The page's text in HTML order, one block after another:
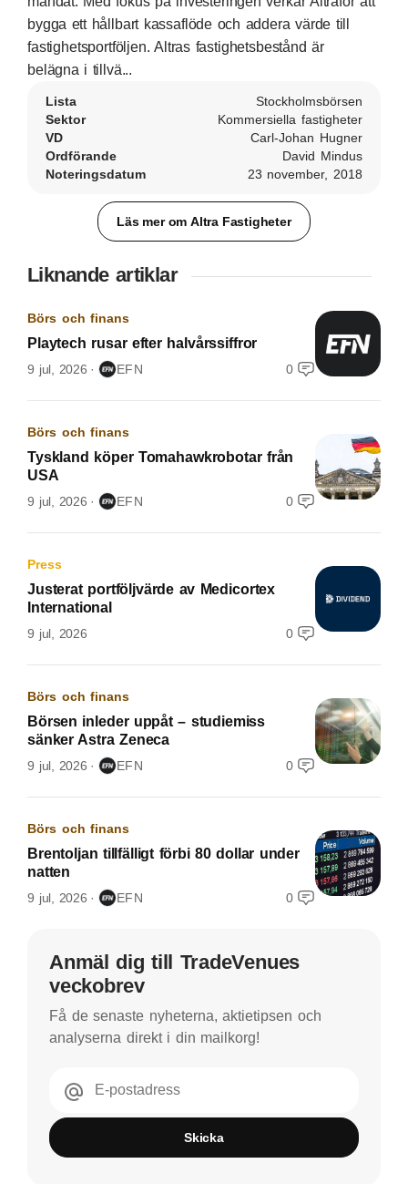
bygga ett hållbart kassaflöde och addera värde till
fastighetsportföljen. Altras fastighetsbestånd är
belägna i tillvä...
Lista
Stockholmsbörsen
Sektor
Kommersiella fastigheter
VD
Carl-Johan Hugner
Ordförande
David Mindus
Noteringsdatum
23 november, 2018
Läs mer om Altra Fastigheter
Liknande artiklar
Börs och finans
Playtech rusar efter halvårssiffror
9 jul, 2026 EFN 0
Börs och finans
Tyskland köper Tomahawkrobotar från
USA
9 jul, 2026 EFN 0
Press
Justerat portföljvärde av Medicortex
International
9 jul, 2026 0
Börs och finans
Börsen inleder uppåt – studiemiss
sänker Astra Zeneca
9 jul, 2026 EFN 0
Börs och finans
Brentoljan tillfälligt förbi 80 dollar under
natten
9 jul, 2026 EFN 0
Anmäl dig till TradeVenues
veckobrev
Få de senaste nyheterna, aktietipsen och
analyserna direkt i din mailkorg!
E-postadress
Skicka